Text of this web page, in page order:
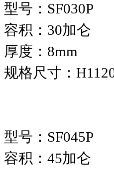
型号：
容积：30
厚度：
规格尺寸：
型号：
容积：45